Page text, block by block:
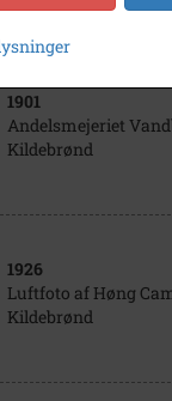
1901
Andelsmejeriet
Kildebrønd
1926
Luftfoto af Høng
Kildebrønd